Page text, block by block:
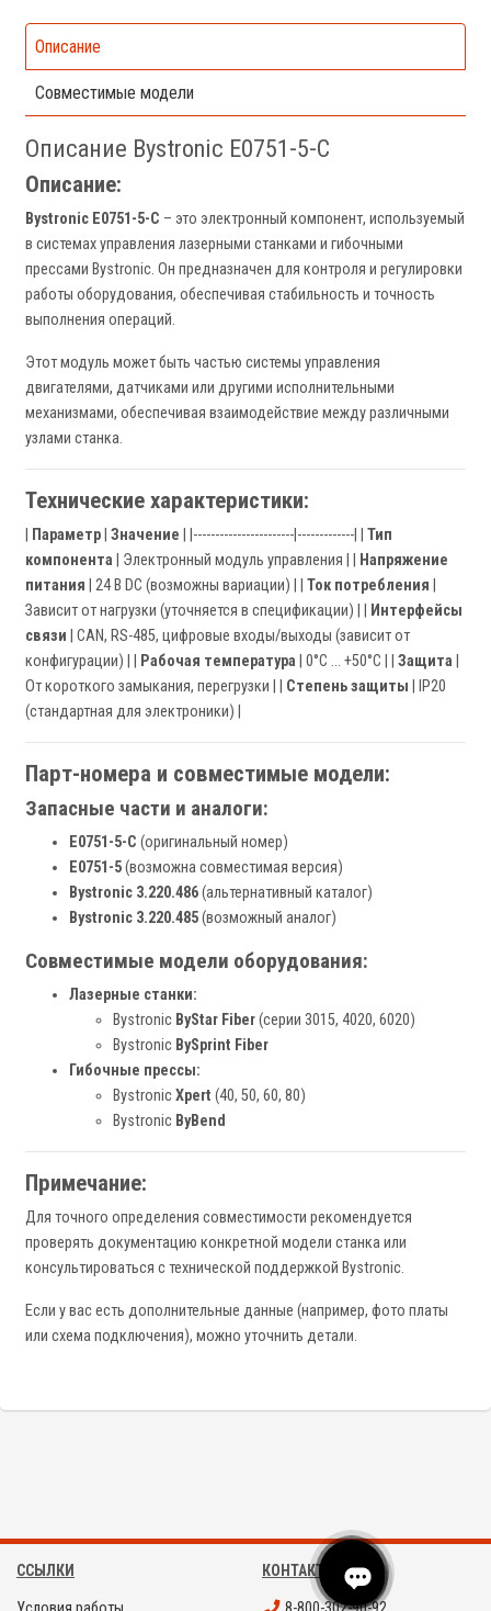
Описание
Совместимые модели
Описание Bystronic E0751-5-C
Описание:
Bystronic E0751-5-C – это электронный компонент, используемый
в системах управления лазерными станками и гибочными
прессами Bystronic. Он предназначен для контроля и регулировки
работы оборудования, обеспечивая стабильность и точность
выполнения операций.
Этот модуль может быть частью системы управления
двигателями, датчиками или другими исполнительными
механизмами, обеспечивая взаимодействие между различными
узлами станка.
Технические характеристики:
Параметр Значение | |-----------------------|-------------| | Тип
компонента | Электронный модуль управления | |
Напряжение
питания | 24 В DC (возможны вариации) | | Ток потребления
Зависит от нагрузки (уточняется в спецификации) | |
Интерфейсы
связи | CAN, RS-485, цифровые входы/выходы (зависит от
конфигурации) | |
Рабочая температура | 0°C ... +50°C | | Защита
От короткого замыкания, перегрузки | | Степень защиты | IP20
(стандартная для электроники) |
Парт-номера и совместимые модели:
Запасные части и аналоги:
E0751-5-C (оригинальный номер)
E0751-5(возможна совместимая версия)
Bystronic 3.220.486(альтернативный каталог)
Bystronic 3.220.485(возможный аналог)
Совместимые модели оборудования:
Лазерные станки:
Bystronic ByStar Fiber(серии 3015, 4020, 6020)
Bystronic BySprint Fiber
Гибочные прессы:
BystronicXpert (40, 50, 60, 80)
Bystronic ByBend
Примечание:
Для точного определения совместимости рекомендуется
проверять документацию конкретной модели станка или
консультироваться с технической поддержкой Bystronic.
Если у вас есть дополнительные данные (например, фото платы
или схема подключения), можно уточнить детали.
ССЫЛКИ КОНТАКТЫ